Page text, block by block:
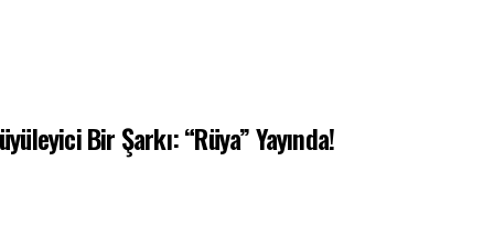
Bir Şarkı: “Rüya” Yayında!